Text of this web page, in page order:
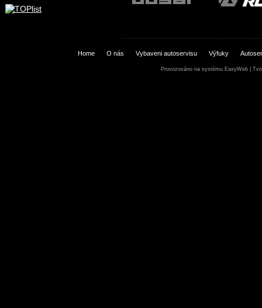
Home O nás Vybaveni autoservisu Výfuky
Provozováno na systému EasyWeb|